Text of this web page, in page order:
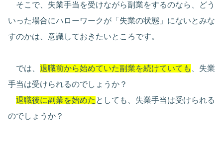
そこで、失業手当を受けながら副業をするのなら、どう
いった場合にハローワークが「失業の状態」にないとみな
すのかは、意識しておきたいところです。
では、 退職前から始めていた副業を続けていても
、失業
手当は受けられるのでしょうか？
退職後に副業を始めた としても、失業手当は受けられる
のでしょうか？